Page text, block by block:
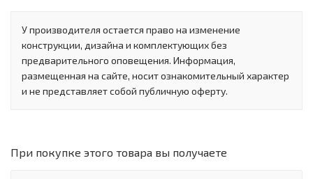
У производителя остается право на изменение
конструкции, дизайна и комплектующих без
предварительного оповещения. Информация,
размещенная на сайте, носит ознакомительный характер
и не представляет собой публичную оферту.
При покупке этого товара вы получаете